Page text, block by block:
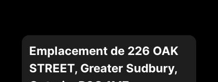
Emplacement de 226 OAK
STREET, Greater Sudbury,